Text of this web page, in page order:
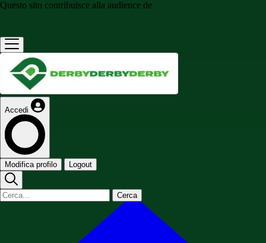
Questo sito contribuisce alla audience de
Accedi
Modifica profilo Logout
Cerca